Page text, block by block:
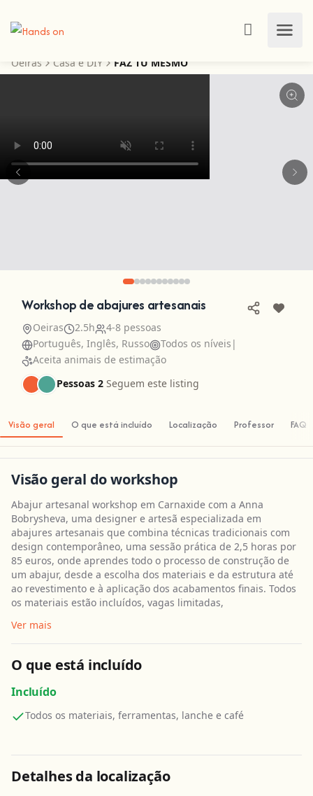
Oeiras Casa e DIY FAZ TU MESMO
Workshop de abajures artesanais
Oeiras 2.5h
4-8 pessoas
Português, Inglês, Russo
Todos os níveis |
Aceita animais de estimação
Pessoas 2 Seguem este listing
Visão geral O que está incluído Localização Professor FAQ
Visão geral do workshop
Abajur artesanal workshop em Carnaxide com a Anna
Bobrysheva, uma designer e artesã especializada em
abajures artesanais que combina técnicas tradicionais com
design contemporâneo, uma sessão prática de 2,5 horas por
85 euros, onde aprendes todo o processo de construção de
um abajur, desde a escolha dos materiais e da estrutura até
ao revestimento e à aplicação dos acabamentos finais. Todos
os materiais estão incluídos, vagas limitadas,
Ver mais
O que está incluído
Incluído
Todos os materiais, ferramentas, lanche e café
Detalhes da localização